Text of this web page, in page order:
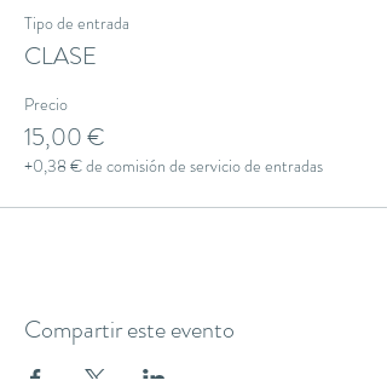
Tipo de entrada
CLASE
Precio
15,00 €
+0,38 € de comisión de servicio de entradas
Compartir este evento